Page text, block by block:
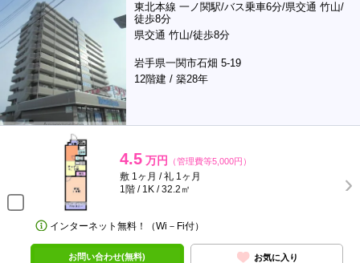
東北本線 一ノ関駅/バス乗車6分/県交通 竹山/
徒歩8分
県交通 竹山/徒歩8分
岩手県一関市石畑 5-19
12階建 / 築28年
4.5 万円 （管理費等5,000円）
敷 1ヶ月 / 礼 1ヶ月
1階 / 1K / 32.2㎡
インターネット無料！（Wi－Fi付）
お問い合わせ(無料) お気に入り